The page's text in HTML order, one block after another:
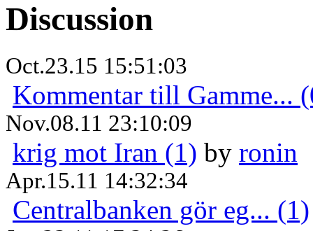
Discussion
Oct.23.15 15:51:03
Kommentar till Gamme...
Nov.08.11 23:10:09
krig mot Iran (1) by ronin
Apr.15.11 14:32:34
Centralbanken gör eg... (1)